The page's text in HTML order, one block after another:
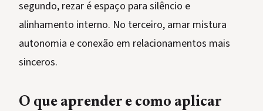
segundo, rezar é espaço para silêncio e
alinhamento interno. No terceiro, amar mistura
autonomia e conexão em relacionamentos mais
sinceros.
O que aprender e como aplicar